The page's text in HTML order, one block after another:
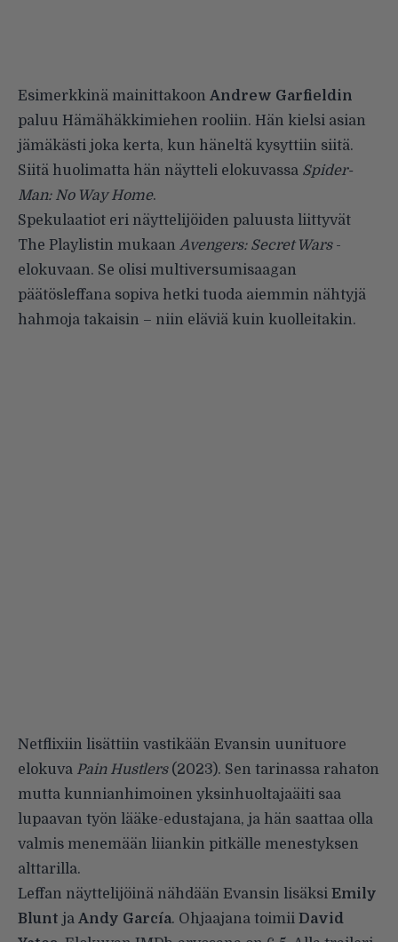
Esimerkkinä mainittakoon Andrew Garfieldin
paluu Hämähäkkimiehen rooliin. Hän kielsi asian
jämäkästi joka kerta, kun häneltä kysyttiin siitä.
Siitä huolimatta hän näytteli elokuvassa Spider-
Man: No Way Home.
Spekulaatiot eri näyttelijöiden paluusta liittyvät
The Playlistin mukaan Avengers: Secret Wars-
elokuvaan. Se olisi multiversumisaagan
päätösleffana sopiva hetki tuoda aiemmin nähtyjä
hahmoja takaisin – niin eläviä kuin kuolleitakin.
Netflixiin lisättiin vastikään Evansin uunituore
elokuva Pain Hustlers(2023). Sen tarinassa rahaton
mutta kunnianhimoinen yksinhuoltajaäiti saa
lupaavan työn lääke-edustajana, ja hän saattaa olla
valmis menemään liiankin pitkälle menestyksen
alttarilla.
Leffan näyttelijöinä nähdään Evansin lisäksi Emily
Blunt ja Andy García. Ohjaajana toimii David